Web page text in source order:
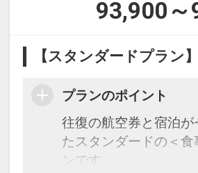
93,900～
【スタンダードプラン
プランのポイント
往復の航空券と宿泊が
たスタンダードの＜食
ンです。